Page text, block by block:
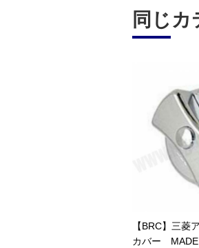
同じカ
【BRC】三菱
カバー